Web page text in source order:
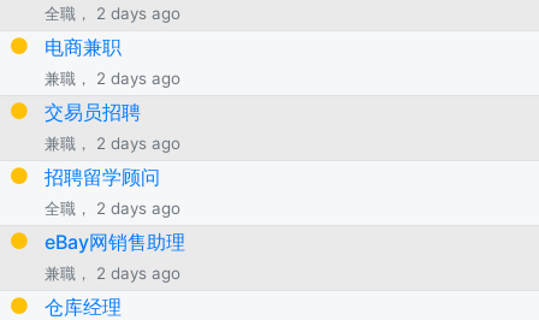
全職， 2 days ago
电商兼职
兼職， 2 days ago
交易员招聘
兼職， 2 days ago
招聘留学顾问
全職， 2 days ago
eBay网销售助理
兼職， 2 days ago
仓库经理